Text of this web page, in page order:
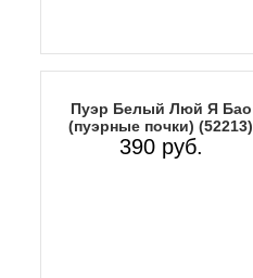
Пуэр Белый Люй Я Бао
(пуэрные почки) (52213)
390 руб.